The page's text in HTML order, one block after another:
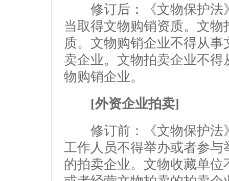
修订后：《文物保护法
当取得文物购销资质。文
质。文物购销企业不得从
卖企业。文物拍卖企业不
物购销企业。
[外资企业拍卖]
修订前：《文物保护法
工作人员不得举办或者参
的拍卖企业。文物收藏单